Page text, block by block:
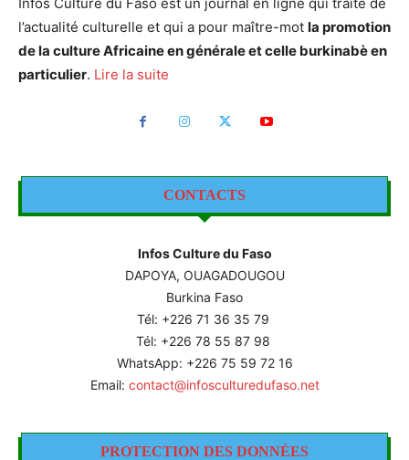
l’actualité culturelle et qui a pour maître-mot la promotion
de la culture Africaine en générale et celle burkinabè en
particulier. Lire la suite
CONTACTS
Infos Culture du Faso
DAPOYA, OUAGADOUGOU
Burkina Faso
Tél: +226 71 36 35 79
Tél: +226 78 55 87 98
WhatsApp: +226 75 59 72 16
Email: contact@infosculturedufaso.net
PROTECTION DES DONNÉES